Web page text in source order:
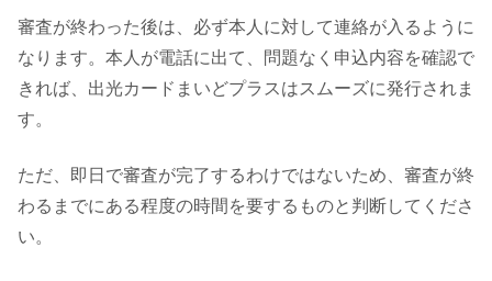
審査が終わった後は、必ず本人に対して連絡が入るように
なります。本人が電話に出て、問題なく申込内容を確認で
きれば、出光カードまいどプラスはスムーズに発行されま
す。
ただ、即日で審査が完了するわけではないため、審査が終
わるまでにある程度の時間を要するものと判断してくださ
い。